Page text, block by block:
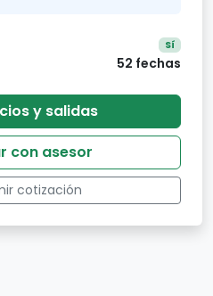
Sí
52 fechas
y salidas
con asesor
cotización